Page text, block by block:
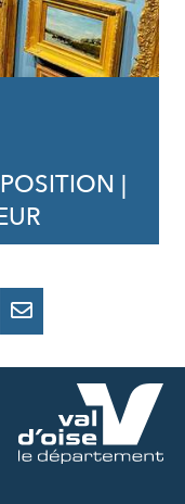
|
PARTAGER
MAIL